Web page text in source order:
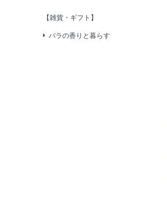
【雑貨・ギフト】
バラの香りと暮らす